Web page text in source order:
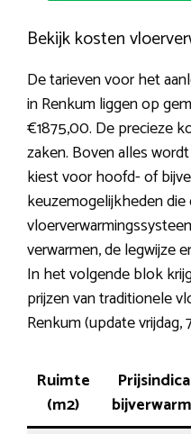
Bekijk kosten
De tarieven voor het
in Renkum liggen op
€1875,00. De precieze
zaken. Boven alles
kiest voor hoofd- of
keuzemogelijkheden
verwarmen, de legwijze
In het volgende blok
prijzen van traditionele
Renkum (update vrijdag,
Ruimte
(m2)